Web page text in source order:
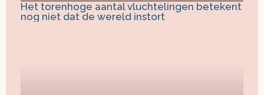
Het torenhoge aantal vluchtelingen betekent
nog niet dat de wereld instort